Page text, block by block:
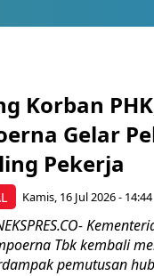
Korban
Gelar
Pekerja
Kamis, 16 Jul 2026 - 14:44
Tbk kembali
pemutusan